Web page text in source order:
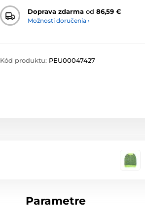
Doprava zdarma od 86,59 €
Možnosti doručenia ›
Kód produktu: PEU00047427
Parametre